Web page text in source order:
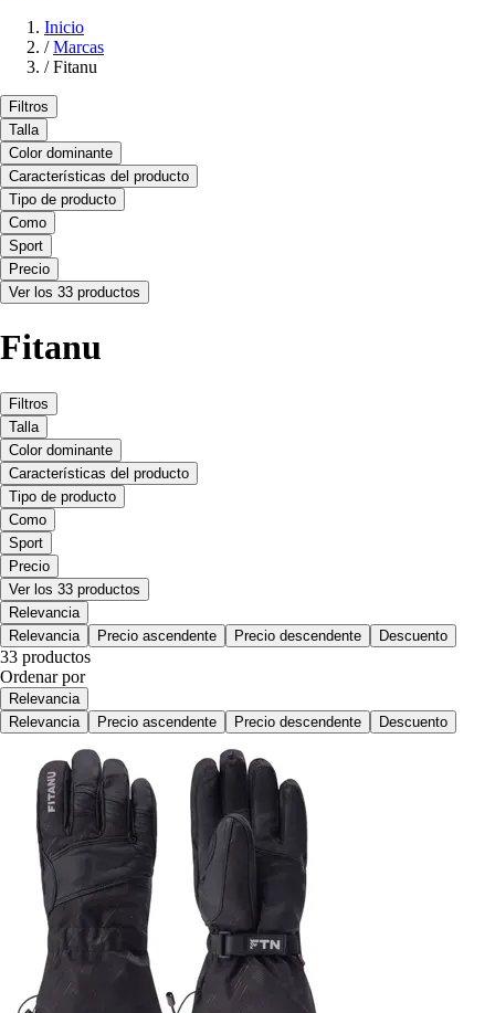
Inicio
/ Marcas
/ Fitanu
Filtros
Talla
Color dominante
Características del producto
Tipo de producto
Como
Sport
Precio
Ver los 33 productos
Fitanu
Filtros
Talla
Color dominante
Características del producto
Tipo de producto
Como
Sport
Precio
Ver los 33 productos
Relevancia
Relevancia
Precio ascendente Precio descendente Descuento
33 productos
Ordenar por
Relevancia
Relevancia
Precio ascendente Precio descendente Descuento